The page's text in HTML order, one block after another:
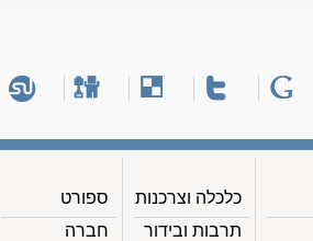
כלכלה וצרכנות
תרבות ובידור
ספורט
חברה